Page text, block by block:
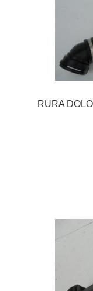
RURA